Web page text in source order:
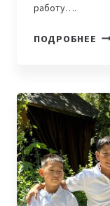
работу….
ПОДРОБНЕЕ IT-